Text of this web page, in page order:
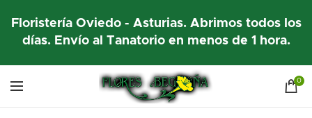
Floristería Oviedo - Asturias. Abrimos todos los
días. Envío al Tanatorio en menos de 1 hora.
0